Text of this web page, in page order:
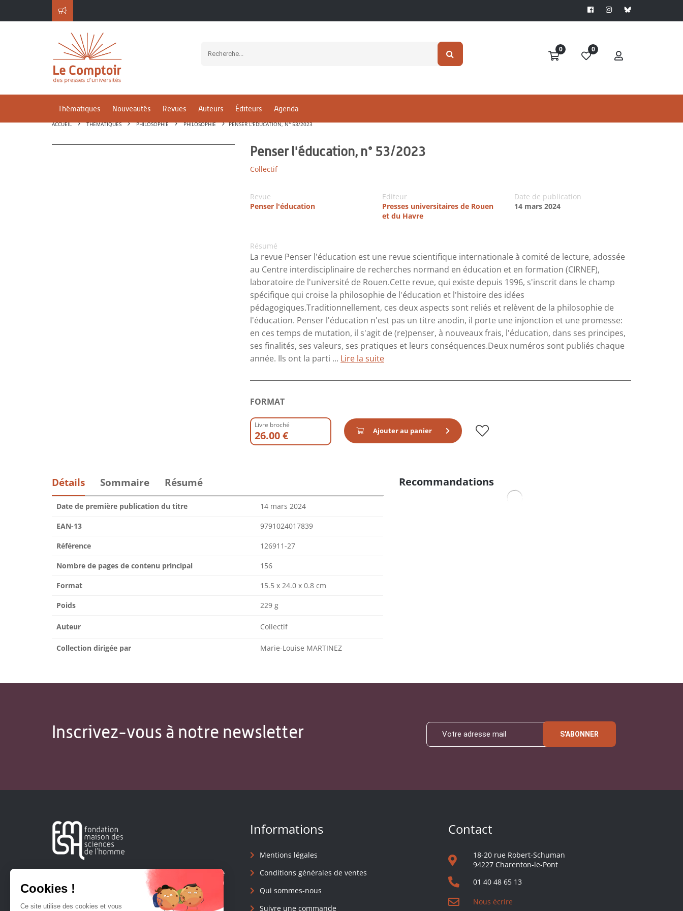
0 0
Thématiques Nouveautés Revues Auteurs Éditeurs Agenda
ACCUEIL THÉMATIQUES PHILOSOPHIE PHILOSOPHIE PENSER L'ÉDUCATION, N° 53/2023
Penser l'éducation, n° 53/2023
Collectif
Revue
Penser l'éducation
Editeur
Presses universitaires de Rouen
et du Havre
Date de publication
14 mars 2024
Résumé
La revue Penser l'éducation est une revue scientifique internationale à comité de lecture, adossée
au Centre interdisciplinaire de recherches normand en éducation et en formation (CIRNEF),
laboratoire de l'université de Rouen.Cette revue, qui existe depuis 1996, s'inscrit dans le champ
spécifique qui croise la philosophie de l'éducation et l'histoire des idées
pédagogiques.Traditionnellement, ces deux aspects sont reliés et relèvent de la philosophie de
l'éducation. Penser l'éducation n'est pas un titre anodin, il porte une injonction et une promesse:
en ces temps de mutation, il s'agit de (re)penser, à nouveaux frais, l'éducation, dans ses principes,
ses finalités, ses valeurs, ses pratiques et leurs conséquences.Deux numéros sont publiés chaque
année. Ils ont la parti ... Lire la suite
FORMAT
Livre broché
26.00 € Ajouter au panier
Détails Sommaire Résumé
Date de première publication du titre 14 mars 2024
EAN-13 9791024017839
Référence 126911-27
Nombre de pages de contenu principal 156
Format 15.5 x 24.0 x 0.8 cm
Poids 229 g
Auteur Collectif
Collection dirigée par Marie-Louise MARTINEZ
Recommandations
Inscrivez-vous à notre newsletter S'ABONNER
Créée en 1963, la Fondation Maison Sciences de l'Homme
soutient la recherche et la diffusion des connaissances en
sciences humaines et sociales.
Informations
Mentions légales
Conditions générales de ventes
Qui sommes-nous
Suivre une commande
Contact
18-20 rue Robert-Schuman
94227 Charenton-le-Pont
01 40 48 65 13
Nous écrire